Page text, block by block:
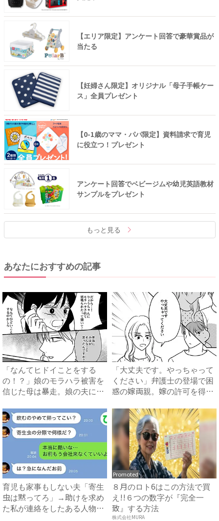
【エリア限定】アンケート回答で豪華賞品が
当たる
【妊婦さん限定】オリジナル「母子手帳ケー
ス」全員プレゼント
【0-1歳のママ・パパ限定】資料請求で育児
に役立つ！プレゼント
アンケート回答でベビージムや幼児英語教材
サンプルをプレゼント
もっと見る
あなたにおすすめの記事
「なんてヒドイことをする
の！？」娘のモラハラ被害を
信じた母は暴走。娘の夫に電
「大丈夫です。やっちゃって
ください」弁護士の登場で困
惑の嫁両親。嫁の許可を得た
育児も家事もしない夫「寄生
虫は黙ってろ」→助けを求め
た私が連絡をしたある人物と
Promoted
８月のロト6はこの方法で買
え!!６つの数字が『完全一
致』する方法
株式会社MURA